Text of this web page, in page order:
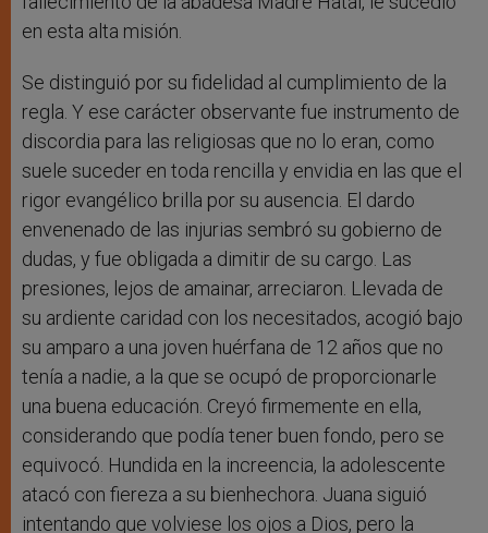
en esta alta misión.
Se distinguió por su fidelidad al cumplimiento de la
regla. Y ese carácter observante fue instrumento de
discordia para las religiosas que no lo eran, como
suele suceder en toda rencilla y envidia en las que el
rigor evangélico brilla por su ausencia. El dardo
envenenado de las injurias sembró su gobierno de
dudas, y fue obligada a dimitir de su cargo. Las
presiones, lejos de amainar, arreciaron. Llevada de
su ardiente caridad con los necesitados, acogió bajo
su amparo a una joven huérfana de 12 años que no
tenía a nadie, a la que se ocupó de proporcionarle
una buena educación. Creyó firmemente en ella,
considerando que podía tener buen fondo, pero se
equivocó. Hundida en la increencia, la adolescente
atacó con fiereza a su bienhechora. Juana siguió
intentando que volviese los ojos a Dios, pero la